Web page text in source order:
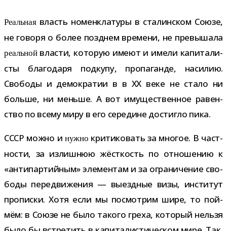
Реальнаявласть номен­кла­туры в ста­лин­ском Союзе,
не говоря о более позд­нем вре­мени, не пре­вы­шала
реаль­нойвла­сти, кото­рую имеют и имели капи­та­ли­
сты бла­го­даря под­купу, про­па­ганде, наси­лию.
Свободы и демо­кра­тии в в ХХ веке не стало ни
больше, ни меньше. А вот иму­ще­ствен­ное равен­
ство по всему миру в его сере­дине достигло пика.
СССР можно инужно кри­ти­ко­вать за мно­гое. В част­
но­сти, за излиш­нюю жёст­кость по отно­ше­нию к
«анти­пар­тий­ным» эле­мен­там и за огра­ни­че­ние сво­
боды пере­дви­же­ния — выезд­ные визы, инсти­тут
про­писки. Хотя если мы посмот­рим шире, то пой­
мём: в Союзе не было такого греха, кото­рый нельзя